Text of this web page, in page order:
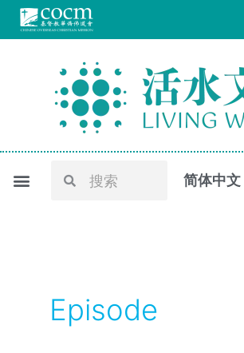
SearchSearch
简体中文
Episode